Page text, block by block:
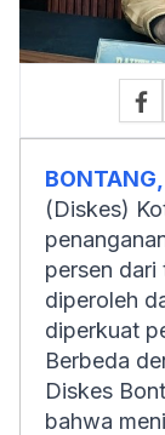
(Diskes)
persen dari
diperoleh
diperkuat
Berbeda
Diskes
bahwa